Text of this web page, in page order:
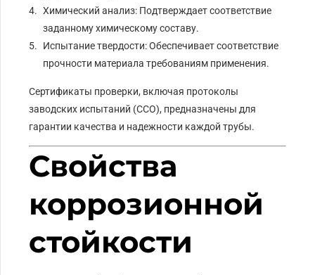
Химический анализ: Подтверждает соответствие
заданному химическому составу.
Испытание твердости: Обеспечивает соответствие
прочности материала требованиям применения.
Сертификаты проверки, включая протоколы
заводских испытаний (ССО), предназначены для
гарантии качества и надежности каждой трубы.
Свойства
коррозионной
стойкости